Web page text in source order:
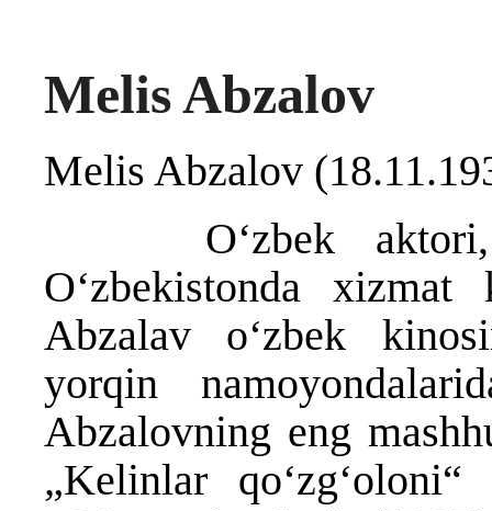
Melis Abzalov
Melis Abzalov
Oʻzbek aktori,
Oʻzbekistonda
Abzalav oʻzbek
yorqin
Abzalovning eng
„Kelinlar